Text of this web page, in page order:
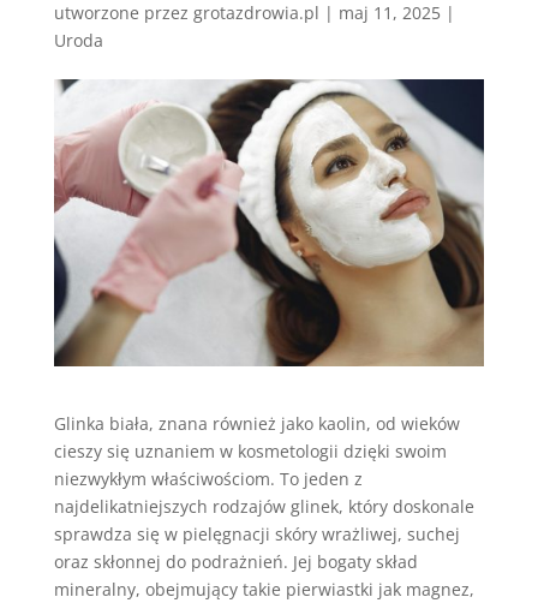
utworzone przez grotazdrowia.pl | maj 11, 2025|
Uroda
Glinka biała, znana również jako kaolin, od wieków
cieszy się uznaniem w kosmetologii dzięki swoim
niezwykłym właściwościom. To jeden z
najdelikatniejszych rodzajów glinek, który doskonale
sprawdza się w pielęgnacji skóry wrażliwej, suchej
oraz skłonnej do podrażnień. Jej bogaty skład
mineralny, obejmujący takie pierwiastki jak magnez,